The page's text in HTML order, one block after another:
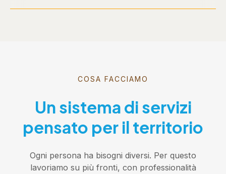
COSA FACCIAMO
Un sistema di servizi
pensato per il territorio
Ogni persona ha bisogni diversi. Per questo
lavoriamo su più fronti, con professionalità